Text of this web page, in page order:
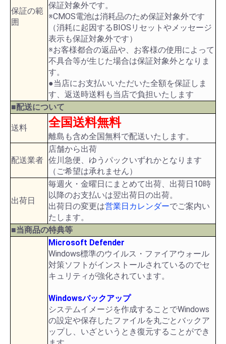
保証の範
囲
保証対象外です。
※CMOS電池は消耗品のため保証対象外です
（消耗に起因するBIOSリセットやメッセージ
表示も保証対象外です）
※お客様都合の返品や、お客様の使用によって
不具合等が生じた場合は保証対象外となりま
す。
●当店にお支払いいただいた全額を保証しま
す、返送時送料も当店で負担いたします
■配送について
送料 全国送料無料
離島も含め全国無料で配送いたします。
配送業者
店舗から出荷
佐川急便、ゆうパックいずれかとなります
（ご希望は承れません）
出荷日
毎週火・金曜日にまとめて出荷、出荷日10時
以降のお支払いは翌出荷日の出荷。
出荷日の変更は営業日カレンダーでご案内い
たします。
■当商品の特典等
Microsoft Defender
Windows標準のウイルス・ファイアウォール
対策ソフトがインストールされているのでセ
キュリティが強化されています。
Windowsバックアップ
システムイメージを作成することでWindows
の設定や保存したファイルを丸ごとバックア
ップし、いざというとき復元することができ